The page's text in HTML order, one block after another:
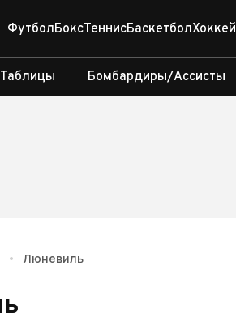
ФутболБоксТеннисБаскетболХоккей
Таблицы Бомбардиры/Ассисты
• Люневиль